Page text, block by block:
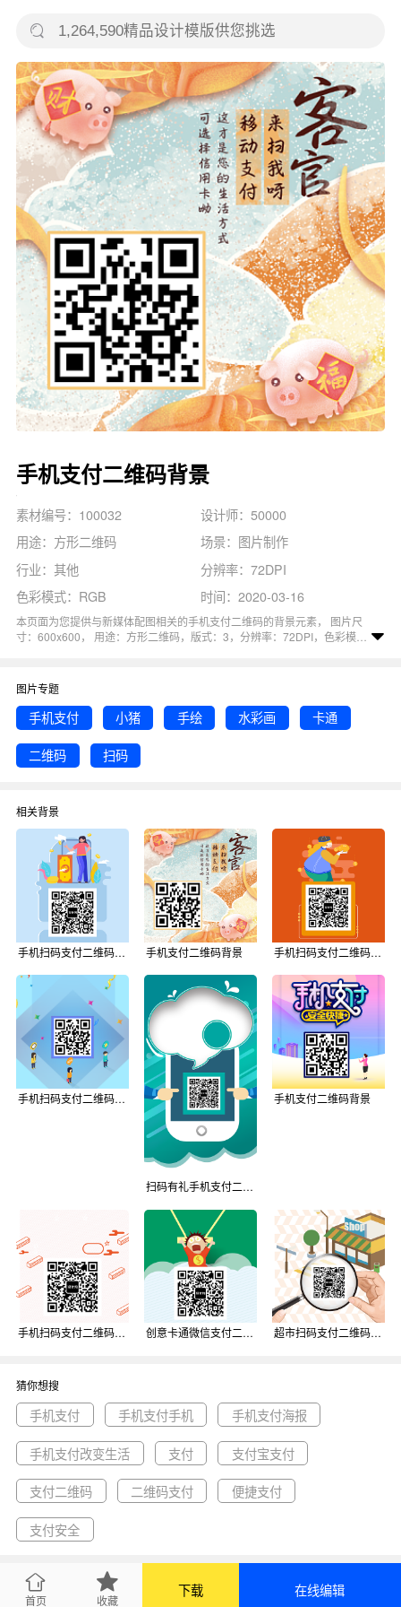
首页 收藏
下载 在线编辑
手机支付二维码背景
素材编号：100032
设计师：50000
用途：方形二维码
场景：图片制作
行业：其他
分辨率：72DPI
色彩模式：RGB
时间：2020-03-16
本页面为您提供与新媒体配图相关的手机支付二维码的背景元素， 图片尺
寸：600x600， 用途：方形二维码，版式：3，分辨率：72DPI，色彩模
快点击编辑吧！
图片专题
手机支付 小猪 手绘 水彩画 卡通
二维码 扫码
相关背景
手机扫码支付二维码背景 手机支付二维码背景 手机扫码支付二维码背景
手机扫码支付二维码背景
扫码有礼手机支付二维码促销海报背景
手机支付二维码背景
手机扫码支付二维码背景 创意卡通微信支付二维码背景 超市扫码支付二维码背景
猜你想搜
手机支付 手机支付手机 手机支付海报
手机支付改变生活 支付 支付宝支付
支付二维码 二维码支付 便捷支付
支付安全